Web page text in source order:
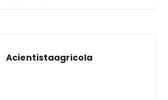
Acientistaagricola